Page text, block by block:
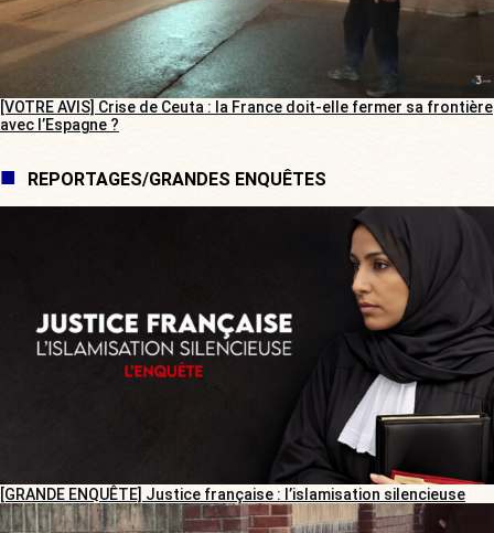
[VOTRE AVIS] Crise de Ceuta : la France doit-elle fermer sa frontière
avec l’Espagne ?
REPORTAGES/GRANDES ENQUÊTES
[GRANDE ENQUÊTE] Justice française : l’islamisation silencieuse